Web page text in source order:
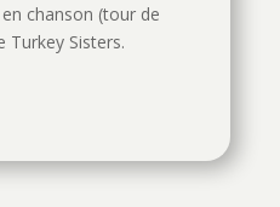
chanson (tour de
Turkey Sisters.